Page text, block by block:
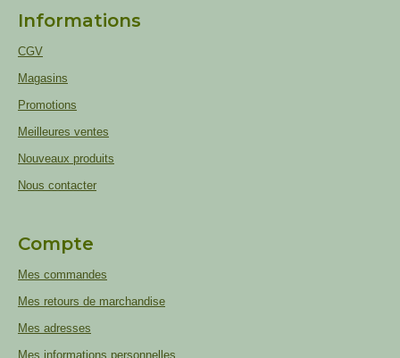
Informations
CGV
Magasins
Promotions
Meilleures ventes
Nouveaux produits
Nous contacter
Compte
Mes commandes
Mes retours de marchandise
Mes adresses
Mes informations personnelles